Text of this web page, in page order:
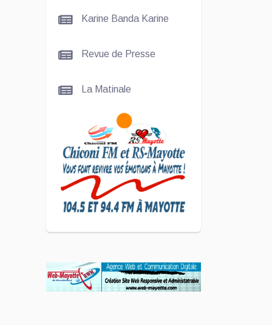
Nady
Kira Bacar
Adacolo pour
Le port de
Longoni
L'Association
Zé Run pour
le lancement
Karine Banda Karine
Revue de Presse
La Matinale